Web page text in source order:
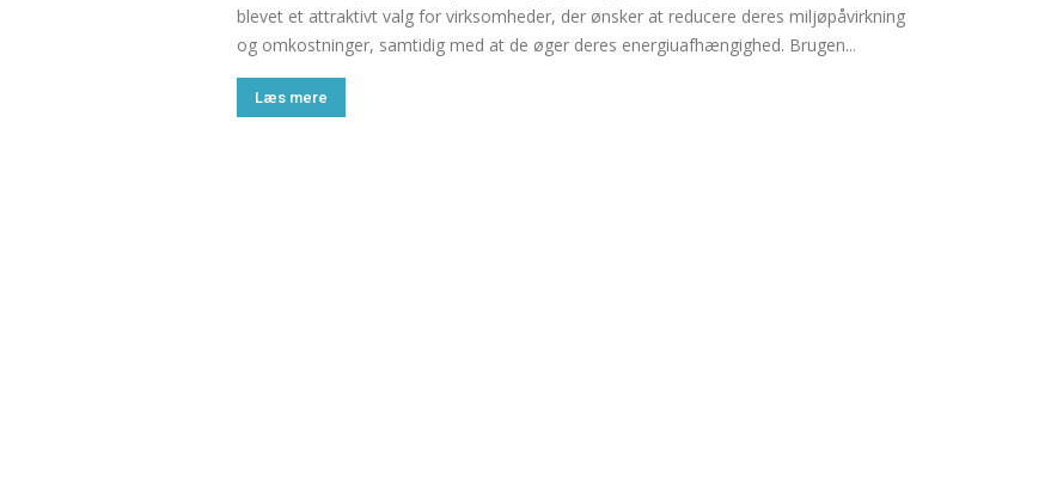
blevet et attraktivt valg for virksomheder, der ønsker at reducere deres miljøpåvirkning
og omkostninger, samtidig med at de øger deres energiuafhængighed. Brugen...
Læs mere